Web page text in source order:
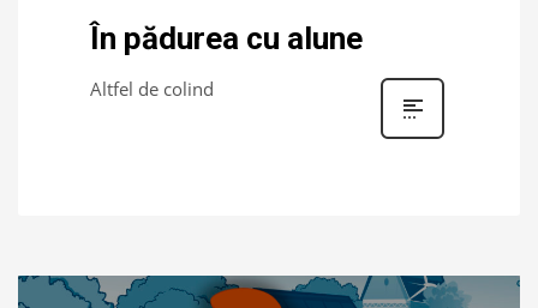
În pădurea cu alune
Altfel de colind